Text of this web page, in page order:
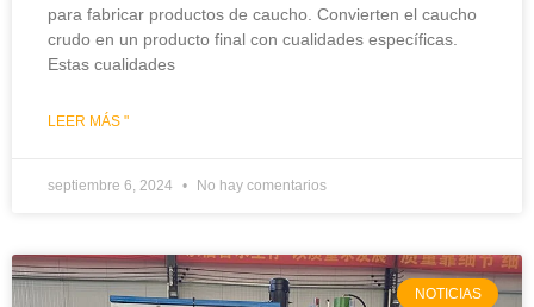
para fabricar productos de caucho. Convierten el caucho
crudo en un producto final con cualidades específicas.
Estas cualidades
LEER MÁS "
septiembre 6, 2024 No hay comentarios
NOTICIAS